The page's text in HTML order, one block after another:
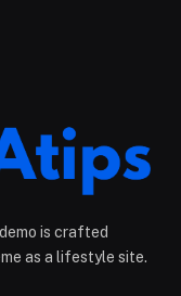
is crafted
as a lifestyle site.